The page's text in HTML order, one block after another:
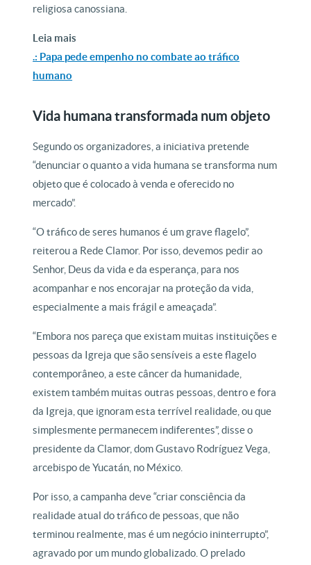
religiosa canossiana.
Leia mais
.: Papa pede empenho no combate ao tráfico
humano
Vida humana transformada num objeto
Segundo os organizadores, a iniciativa pretende
“denunciar o quanto a vida humana se transforma num
objeto que é colocado à venda e oferecido no
mercado”.
“O tráfico de seres humanos é um grave flagelo”,
reiterou a Rede Clamor. Por isso, devemos pedir ao
Senhor, Deus da vida e da esperança, para nos
acompanhar e nos encorajar na proteção da vida,
especialmente a mais frágil e ameaçada”.
“Embora nos pareça que existam muitas instituições e
pessoas da Igreja que são sensíveis a este flagelo
contemporâneo, a este câncer da humanidade,
existem também muitas outras pessoas, dentro e fora
da Igreja, que ignoram esta terrível realidade, ou que
simplesmente permanecem indiferentes”, disse o
presidente da Clamor, dom Gustavo Rodríguez Vega,
arcebispo de Yucatán, no México.
Por isso, a campanha deve “criar consciência da
realidade atual do tráfico de pessoas, que não
terminou realmente, mas é um negócio ininterrupto”,
agravado por um mundo globalizado. O prelado